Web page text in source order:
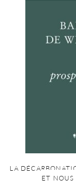
LA
ET NOUS